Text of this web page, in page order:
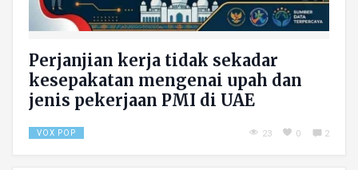
Perjanjian kerja tidak sekadar
kesepakatan mengenai upah dan
jenis pekerjaan PMI di UAE
VOX POP 23 0 2